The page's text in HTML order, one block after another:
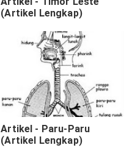
(Artikel Lengkap)
Artikel - Paru-Paru
(Artikel Lengkap)